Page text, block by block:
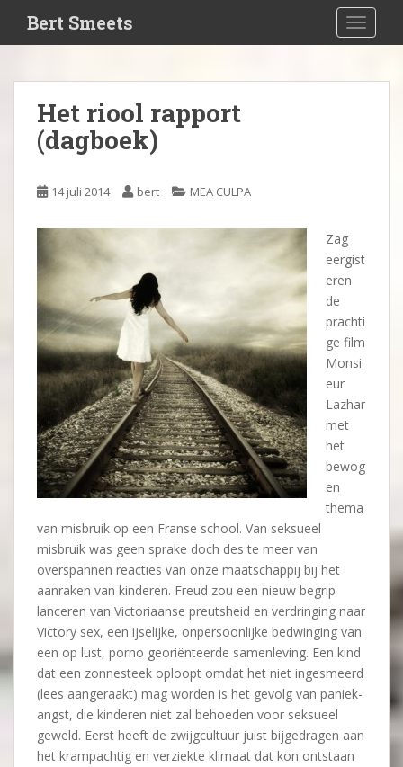
i
Bert Smeets
Het riool rapport
(dagboek)
14 juli 2014 bert MEA CULPA
Zag
eergist
eren
de
prachti
ge film
Monsi
eur
Lazhar
met
het
bewog
en
thema
van misbruik op een Franse school. Van seksueel
misbruik was geen sprake doch des te meer van
overspannen reacties van onze maatschappij bij het
aanraken van kinderen. Freud zou een nieuw begrip
lanceren van Victoriaanse preutsheid en verdringing naar
Victory sex, een ijselijke, onpersoonlijke bedwinging van
een op lust, porno georiënteerde samenleving. Een kind
dat een zonnesteek oploopt omdat het niet ingesmeerd
(lees aangeraakt) mag worden is het gevolg van paniek-
angst, die kinderen niet zal behoeden voor seksueel
geweld. Eerst heeft de zwijgcultuur juist bijgedragen aan
het krampachtig en verziekte klimaat dat kon ontstaan